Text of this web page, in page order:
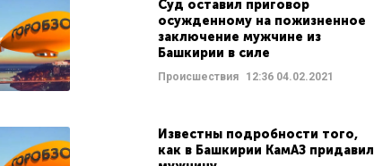
Суд оставил приговор
осужденному на пожизненное
заключение мужчине из
Башкирии в силе
Происшествия 12:3604.02.2021
Известны подробности того,
как в Башкирии КамАЗ придавил